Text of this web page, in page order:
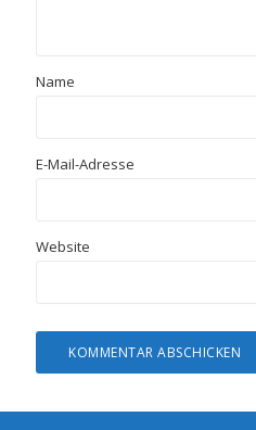
Name
E-Mail-Adresse
Website